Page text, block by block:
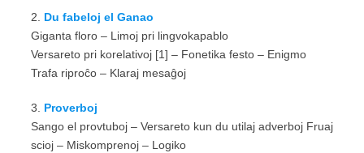
2. Du fabeloj el Ganao
Giganta floro – Limoj pri lingvokapablo
Versareto pri korelativoj [1] – Fonetika festo – Enigmo
Trafa riproĉo – Klaraj mesaĝoj
3. Proverboj
Sango el provtuboj – Versareto kun du utilaj adverboj Fruaj
scioj – Miskomprenoj – Logiko